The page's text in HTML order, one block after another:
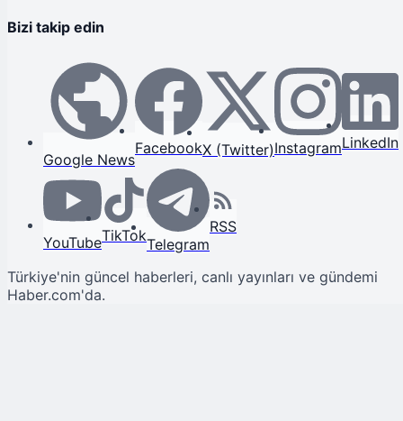
Bizi takip edin
Google News
FacebookX (Twitter)InstagramLinkedIn
YouTubeTikTokTelegram
RSS
Türkiye'nin güncel haberleri, canlı yayınları ve gündemi
Haber.com'da.